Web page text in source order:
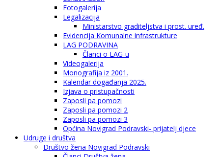
Fotogalerija
Legalizacija
Ministarstvo graditeljstva i prost. uređ.
Evidencija Komunalne infrastrukture
LAG PODRAVINA
Članci o LAG-u
Videogalerija
Monografija iz 2001.
Kalendar događanja 2025.
Izjava o pristupačnosti
Zaposli pa pomozi
Zaposli pa pomozi 2
Zaposli pa pomozi 3
Općina Novigrad Podravski- prijatelj djece
Udruge i društva
Društvo žena Novigrad Podravski